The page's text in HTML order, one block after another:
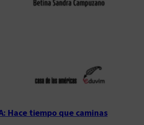
Hace tiempo que caminas